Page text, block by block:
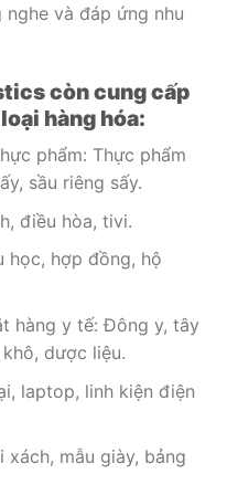
và đáp ứng nhu
còn cung cấp
hàng hóa:
phẩm: Thực phẩm
sầu riêng sấy.
điều hòa, tivi.
học, hợp đồng, hộ
hàng y tế: Đông y, tây
dược liệu.
laptop, linh kiện điện
xách, mẫu giày, bảng